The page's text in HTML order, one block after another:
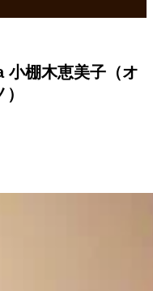
小棚木恵美子（オ